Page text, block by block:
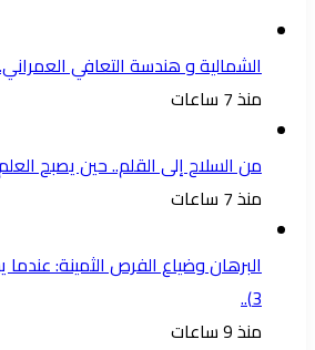
الشمالية و هندسة التعافي
منذ 7 ساعات
من السلاح إلى القلم.. حين يصبح
منذ 7 ساعات
3)..
منذ 9 ساعات